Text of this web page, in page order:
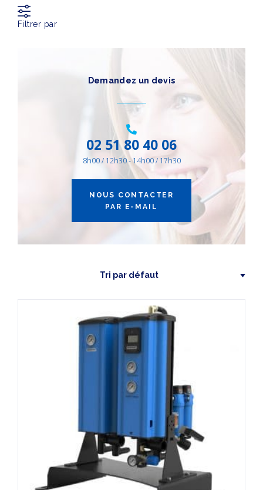
Filtrer par
Autres Équipements(1)
Demandez un devis
02 51 80 40 06
8h00 / 12h30 - 14h00 / 17h30
NOUS CONTACTER
PAR E-MAIL